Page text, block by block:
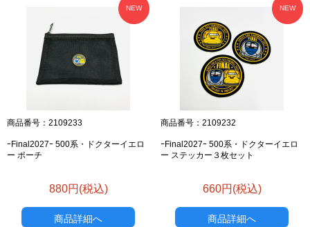
NEW
商品番号：2109233
ｰFinal2027ｰ 500系・ドクターイエロ
ー ポーチ
880円(税込)
商品詳細へ
NEW
商品番号：2109232
ｰFinal2027ｰ 500系・ドクターイエロ
ー ステッカー３枚セット
660円(税込)
商品詳細へ